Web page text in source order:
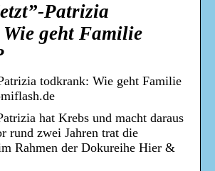
Patrizia
geht Familie
todkrank: Wie geht Familie
hat Krebs und macht daraus
rund zwei Jahren trat die
Rahmen der Dokureihe Hier &